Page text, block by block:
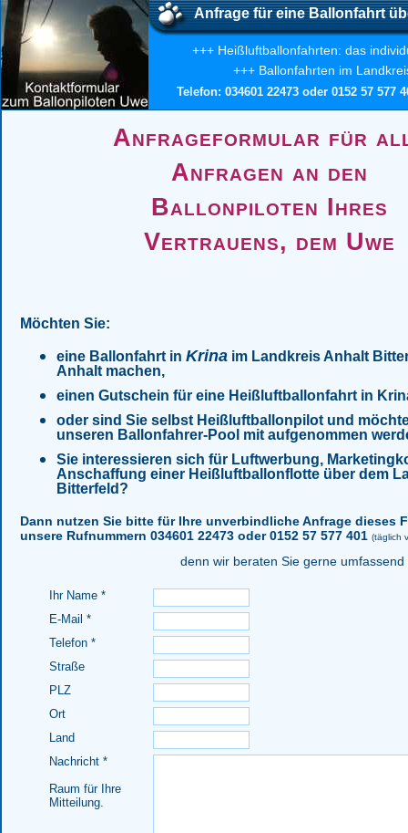
Anfrage für eine Ballonfahrt
+++ Heißluftballonfahrten: das
+++ Ballonfahrten im
Telefon: 034601 22473 oder 0152 57 577
Anfrageformular für
Anfragen an den
Ballonpiloten Ihres
Vertrauens, dem Uwe
Möchten Sie:
eine Ballonfahrt in Krina im Landkreis Anhalt
Anhalt machen,
einen Gutschein für eine Heißluftballonfahrt in
oder sind Sie selbst Heißluftballonpilot und
unseren Ballonfahrer-Pool mit aufgenommen
Sie interessieren sich für Luftwerbung,
Anschaffung einer Heißluftballonflotte über dem
Bitterfeld?
Dann nutzen Sie bitte für Ihre unverbindliche Anfrage dieses
unsere Rufnummern 034601 22473 oder 0152 57 577 401 (täglich
denn wir beraten Sie gerne
Ihr Name *
E-Mail *
Telefon *
Straße
PLZ
Ort
Land
Nachricht *
Raum für Ihre
Mitteilung.